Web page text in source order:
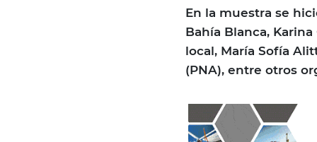
En la muestra se
Bahía Blanca,
local, María Sofía
(PNA), entre otros